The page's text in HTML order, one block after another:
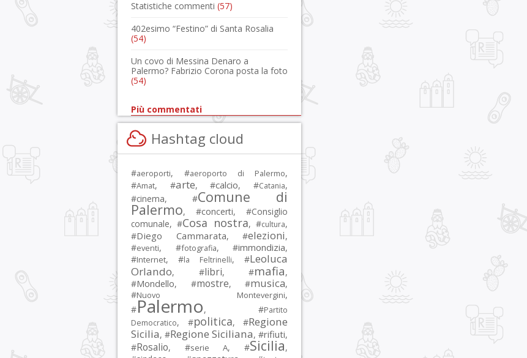
Statistiche commenti (57)
402esimo “Festino” di Santa Rosalia
(54)
Un covo di Messina Denaro a
Palermo? Fabrizio Corona posta la foto
(54)
Più commentati
Hashtag cloud
#aeroporti, #aeroporto di Palermo,
#Amat, #arte, #calcio, #Catania,
#cinema, #Comune di
Palermo, #concerti, #Consiglio
comunale, #Cosa nostra, #cultura,
#Diego Cammarata, #elezioni,
#eventi, #fotografia, #immondizia,
#Internet, #la Feltrinelli, #Leoluca
Orlando, #libri, #mafia,
#Mondello, #mostre, #musica,
#Nuovo Montevergini,
#Palermo, #Partito
Democratico, #politica, #Regione
Sicilia, #Regione Siciliana, #rifiuti,
#Rosalio, #serie A, #Sicilia,